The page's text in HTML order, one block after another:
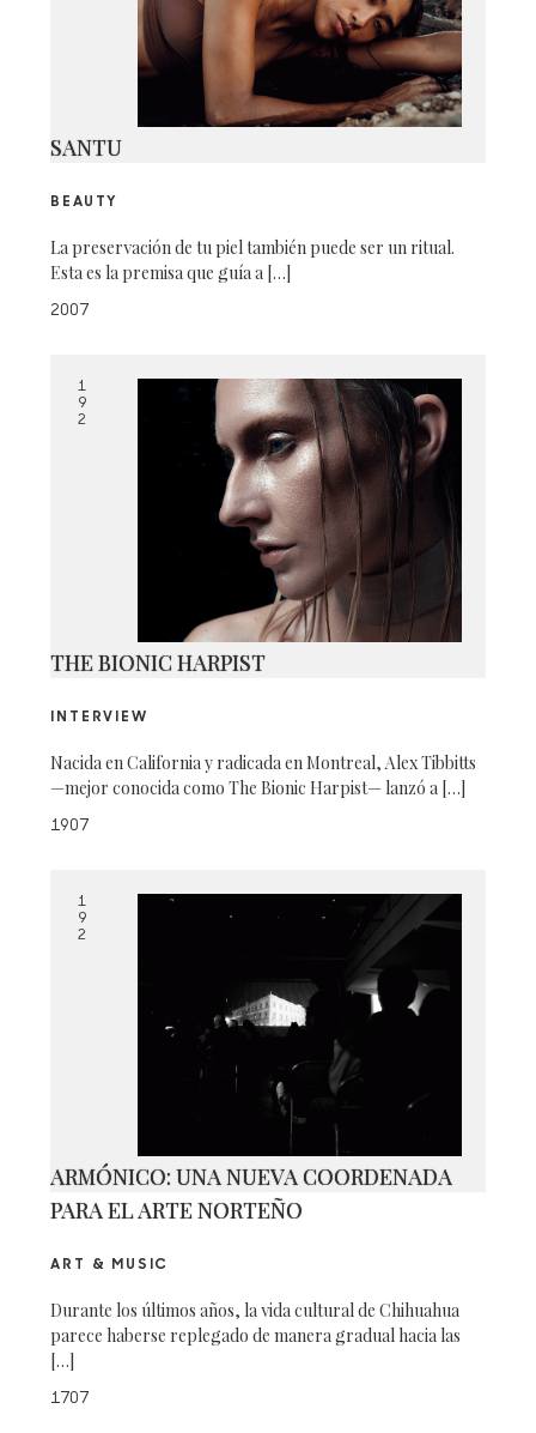
SANTU
BEAUTY
La preservación de tu piel también puede ser un ritual.
Esta es la premisa que guía a […]
2007
1
9
2
THE BIONIC HARPIST
INTERVIEW
Nacida en California y radicada en Montreal, Alex Tibbitts
—mejor conocida como The Bionic Harpist— lanzó a […]
1907
1
9
2
ARMÓNICO: UNA NUEVA COORDENADA
PARA EL ARTE NORTEÑO
ART & MUSIC
Durante los últimos años, la vida cultural de Chihuahua
parece haberse replegado de manera gradual hacia las
[…]
1707